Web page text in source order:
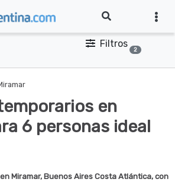
Filtros
2
en
6 personas ideal
Miramar, Buenos Aires Costa Atlántica, con